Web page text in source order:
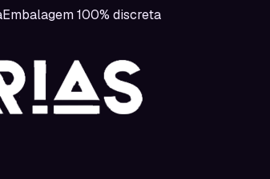
Embalagem 100% discreta